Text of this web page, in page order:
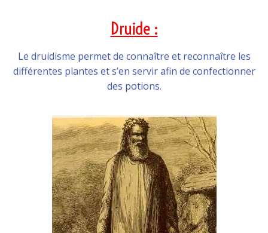
Druide :
Le druidisme permet de connaître et reconnaître les
différentes plantes et s’en servir afin de confectionner
des potions.